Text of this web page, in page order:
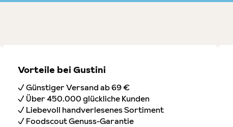
Vorteile bei Gustini
✓ Günstiger Versand ab 69 €
✓ Über 450.000 glückliche Kunden
✓ Liebevoll handverlesenes Sortiment
✓ Foodscout Genuss-Garantie